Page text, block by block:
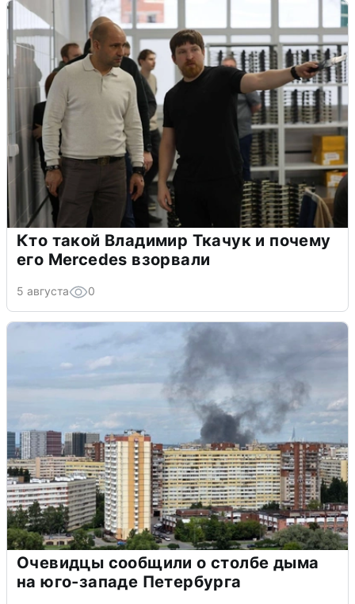
Кто такой Владимир Ткачук и почему
его Mercedes взорвали
5 августа 0
Очевидцы сообщили о столбе дыма
на юго-западе Петербурга